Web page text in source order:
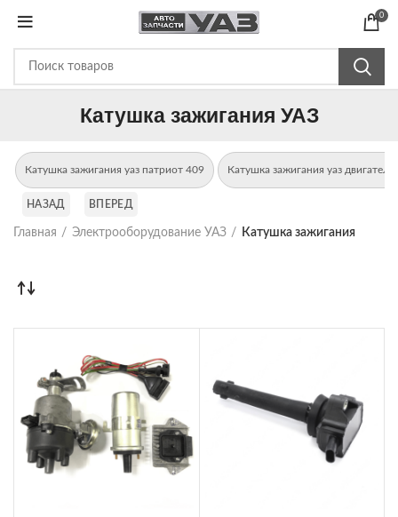
0
Катушка зажигания УАЗ
Катушка зажигания уаз патриот 409 Катушка зажигания уаз двигатель
НАЗАД ВПЕРЕД
Главная Электрооборудование УАЗ Катушка зажигания УАЗ